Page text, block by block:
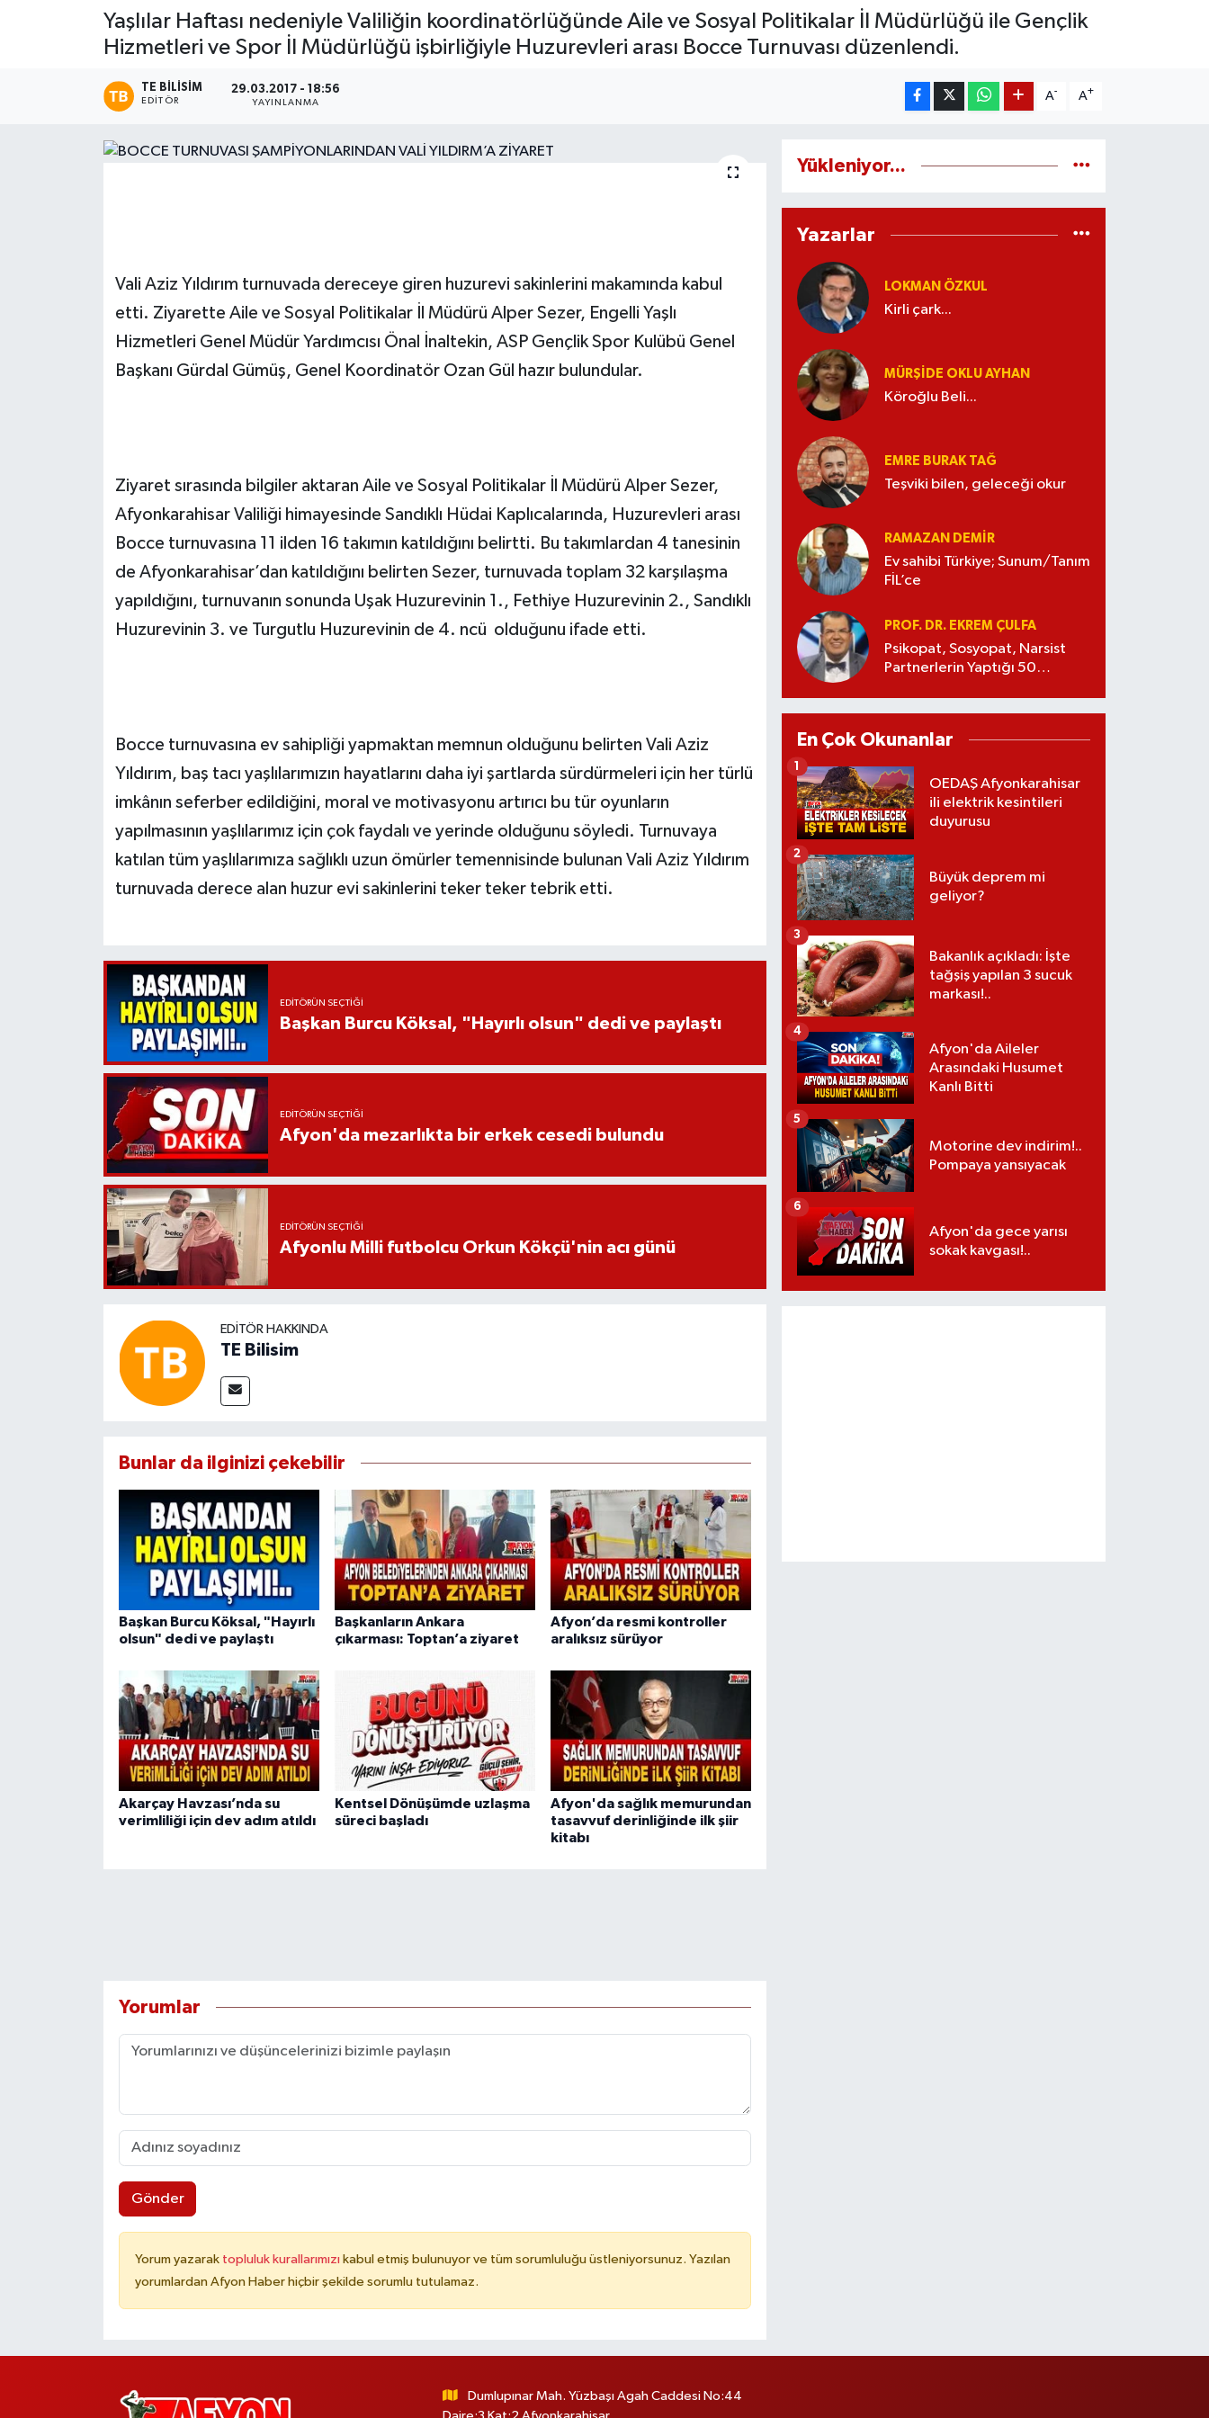
Yaşlılar Haftası nedeniyle Valiliğin koordinatörlüğünde Aile ve Sosyal Politikalar İl Müdürlüğü ile Gençlik
Hizmetleri ve Spor İl Müdürlüğü işbirliğiyle Huzurevleri arası Bocce Turnuvası düzenlendi.
TE BILISIM
EDITÖR
29.03.2017 - 18:56
YAYINLANMA
A- A+
Vali Aziz Yıldırım turnuvada dereceye giren huzurevi sakinlerini makamında kabul
etti. Ziyarette Aile ve Sosyal Politikalar İl Müdürü Alper Sezer, Engelli Yaşlı
Hizmetleri Genel Müdür Yardımcısı Önal İnaltekin, ASP Gençlik Spor Kulübü Genel
Başkanı Gürdal Gümüş, Genel Koordinatör Ozan Gül hazır bulundular.
Ziyaret sırasında bilgiler aktaran Aile ve Sosyal Politikalar İl Müdürü Alper Sezer,
Afyonkarahisar Valiliği himayesinde Sandıklı Hüdai Kaplıcalarında, Huzurevleri arası
Bocce turnuvasına 11 ilden 16 takımın katıldığını belirtti. Bu takımlardan 4 tanesinin
de Afyonkarahisar’dan katıldığını belirten Sezer, turnuvada toplam 32 karşılaşma
yapıldığını, turnuvanın sonunda Uşak Huzurevinin 1., Fethiye Huzurevinin 2., Sandıklı
Huzurevinin 3. ve Turgutlu Huzurevinin de 4. ncü olduğunu ifade etti.
Bocce turnuvasına ev sahipliği yapmaktan memnun olduğunu belirten Vali Aziz
Yıldırım, baş tacı yaşlılarımızın hayatlarını daha iyi şartlarda sürdürmeleri için her türlü
imkânın seferber edildiğini, moral ve motivasyonu artırıcı bu tür oyunların
yapılmasının yaşlılarımız için çok faydalı ve yerinde olduğunu söyledi. Turnuvaya
katılan tüm yaşlılarımıza sağlıklı uzun ömürler temennisinde bulunan Vali Aziz Yıldırım
turnuvada derece alan huzur evi sakinlerini teker teker tebrik etti.
EDITÖRÜN SEÇTIĞI
Başkan Burcu Köksal, "Hayırlı olsun" dedi ve paylaştı
EDITÖRÜN SEÇTIĞI
Afyon'da mezarlıkta bir erkek cesedi bulundu
EDITÖRÜN SEÇTIĞI
Afyonlu Milli futbolcu Orkun Kökçü'nin acı günü
EDITÖR HAKKINDA
TE Bilisim
Bunlar da ilginizi çekebilir
Başkan Burcu Köksal, "Hayırlı
olsun" dedi ve paylaştı
Başkanların Ankara
çıkarması: Toptan’a ziyaret
Afyon’da resmi kontroller
aralıksız sürüyor
Akarçay Havzası’nda su
verimliliği için dev adım atıldı
Kentsel Dönüşümde uzlaşma
süreci başladı
Afyon'da sağlık memurundan
tasavvuf derinliğinde ilk şiir
kitabı
Yorumlar
Gönder
Yorum yazarak topluluk kurallarımızı kabul etmiş bulunuyor ve tüm sorumluluğu üstleniyorsunuz. Yazılan
yorumlardan Afyon Haber hiçbir şekilde sorumlu tutulamaz.
Yükleniyor...
Yazarlar
LOKMAN ÖZKUL
Kirli çark...
MÜRŞIDE OKLU AYHAN
Köroğlu Beli...
EMRE BURAK TAĞ
Teşviki bilen, geleceği okur
RAMAZAN DEMİR
Ev sahibi Türkiye; Sunum/Tanım
FİL’ce
PROF. DR. EKREM ÇULFA
Psikopat, Sosyopat, Narsist
Partnerlerin Yaptığı 50
En Çok Okunanlar
OEDAŞ Afyonkarahisar
ili elektrik kesintileri
duyurusu
1
Büyük deprem mi
geliyor?
2
Bakanlık açıkladı: İşte
tağşiş yapılan 3 sucuk
markası!..
3
Afyon'da Aileler
Arasındaki Husumet
Kanlı Bitti
4
Motorine dev indirim!..
Pompaya yansıyacak
5
Afyon'da gece yarısı
sokak kavgası!..
6
Dumlupınar Mah. Yüzbaşı Agah Caddesi No:44
Magazin
Etkinlikler